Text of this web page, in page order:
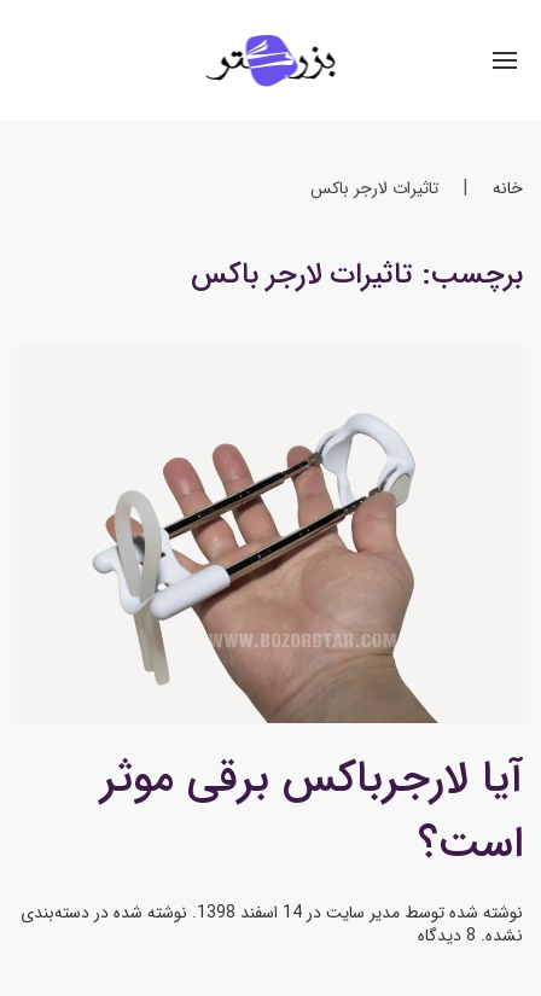
خانه تاثیرات لارجر باکس
برچسب: تاثیرات لارجر باکس
آیا لارجرباکس برقی موثر
است؟
نوشته شده توسط مدیر سایتدر 14 اسفند 1398 . نوشته شده در دسته‌بندی
نشده. 8 دیدگاه